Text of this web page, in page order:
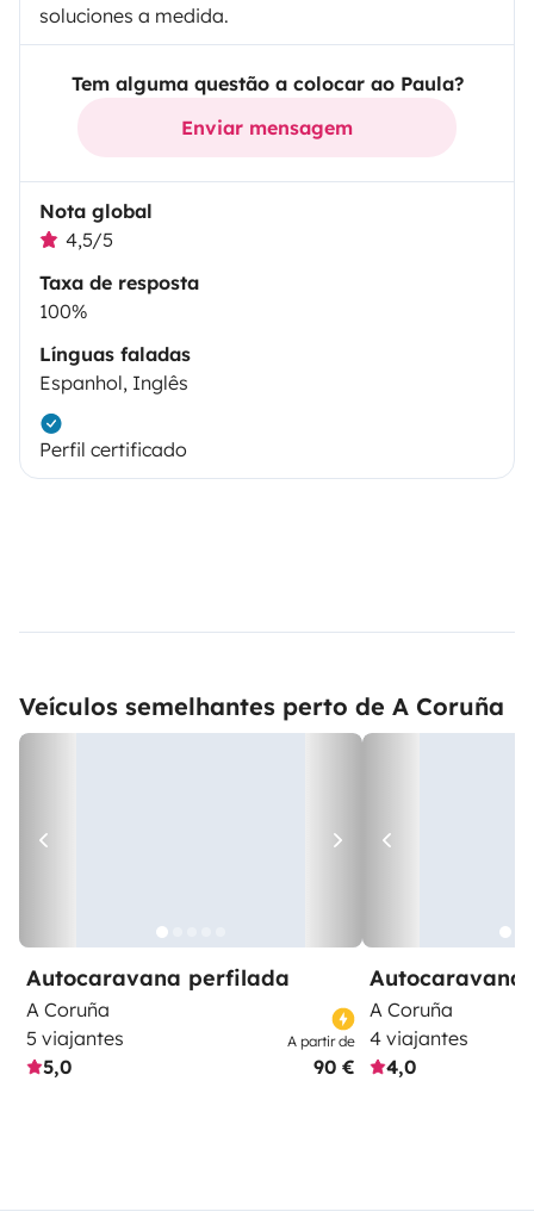
soluciones a medida.
Tem alguma questão a colocar ao Paula?
Enviar mensagem
Nota global
4,5/5
Taxa de resposta
100%
Línguas faladas
Espanhol, Inglês
Perfil certificado
Veículos semelhantes perto de A Coruña
Autocaravana perfilada
A Coruña
5 viajantes
5,0
A partir de
90 €
A Coruña
4 viajantes
4,0